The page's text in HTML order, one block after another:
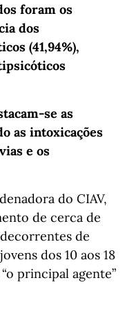
foram os
dos
(41,94%),
se as
as intoxicações
e os
do CIAV,
de cerca de
de
dos 10 aos 18
principal agente”